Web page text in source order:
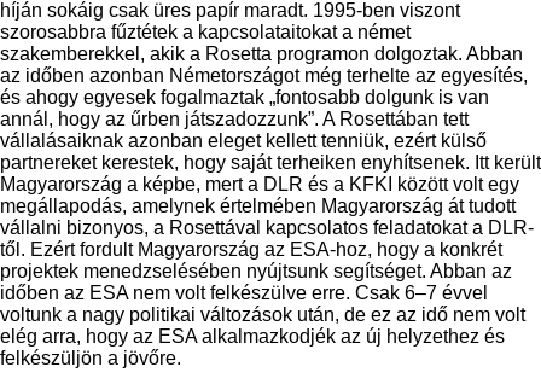
híján sokáig csak üres papír maradt. 1995-ben viszont
szorosabbra fűztétek a kapcsolataitokat a német
szakemberekkel, akik a Rosetta programon dolgoztak. Abban
az időben azonban Németországot még terhelte az egyesítés,
és ahogy egyesek fogalmaztak „fontosabb dolgunk is van
annál, hogy az űrben játszadozzunk”. A Rosettában tett
vállalásaiknak azonban eleget kellett tenniük, ezért külső
partnereket kerestek, hogy saját terheiken enyhítsenek. Itt került
Magyarország a képbe, mert a DLR és a KFKI között volt egy
megállapodás, amelynek értelmében Magyarország át tudott
vállalni bizonyos, a Rosettával kapcsolatos feladatokat a DLR-
től. Ezért fordult Magyarország az ESA-hoz, hogy a konkrét
projektek menedzselésében nyújtsunk segítséget. Abban az
időben az ESA nem volt felkészülve erre. Csak 6–7 évvel
voltunk a nagy politikai változások után, de ez az idő nem volt
elég arra, hogy az ESA alkalmazkodjék az új helyzethez és
felkészüljön a jövőre.